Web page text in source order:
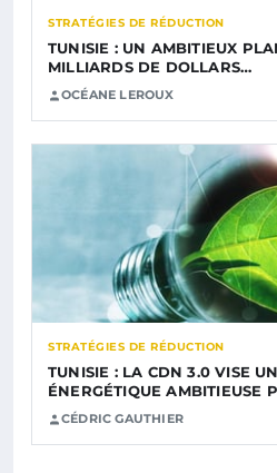
STRATÉGIES DE RÉDUCTION
TUNISIE : UN AMBITIEUX
MILLIARDS DE DOLLARS…
OCÉANE LEROUX
STRATÉGIES DE RÉDUCTION
TUNISIE : LA CDN 3.0 VISE
ÉNERGÉTIQUE AMBITIEUSE
CÉDRIC GAUTHIER